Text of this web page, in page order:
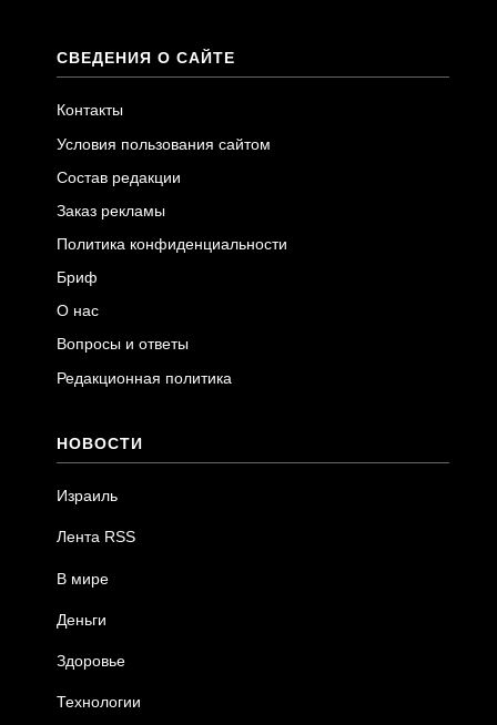
СВЕДЕНИЯ О САЙТЕ
Контакты
Условия пользования сайтом
Состав редакции
Заказ рекламы
Политика конфиденциальности
Бриф
О нас
Вопросы и ответы
Редакционная политика
НОВОСТИ
Израиль
Лента RSS
В мире
Деньги
Здоровье
Технологии